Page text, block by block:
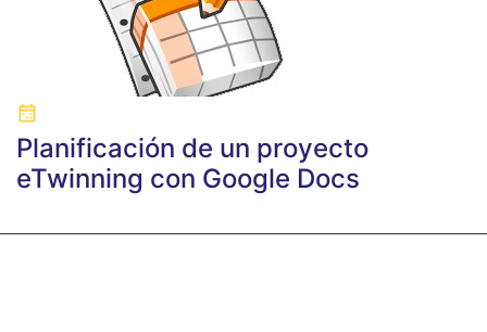
Planificación de un proyecto
eTwinning con Google Docs